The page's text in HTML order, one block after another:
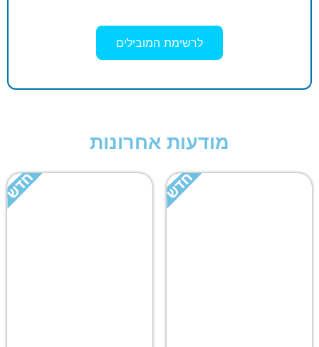
לרשימת המובילים
מודעות אחרונות